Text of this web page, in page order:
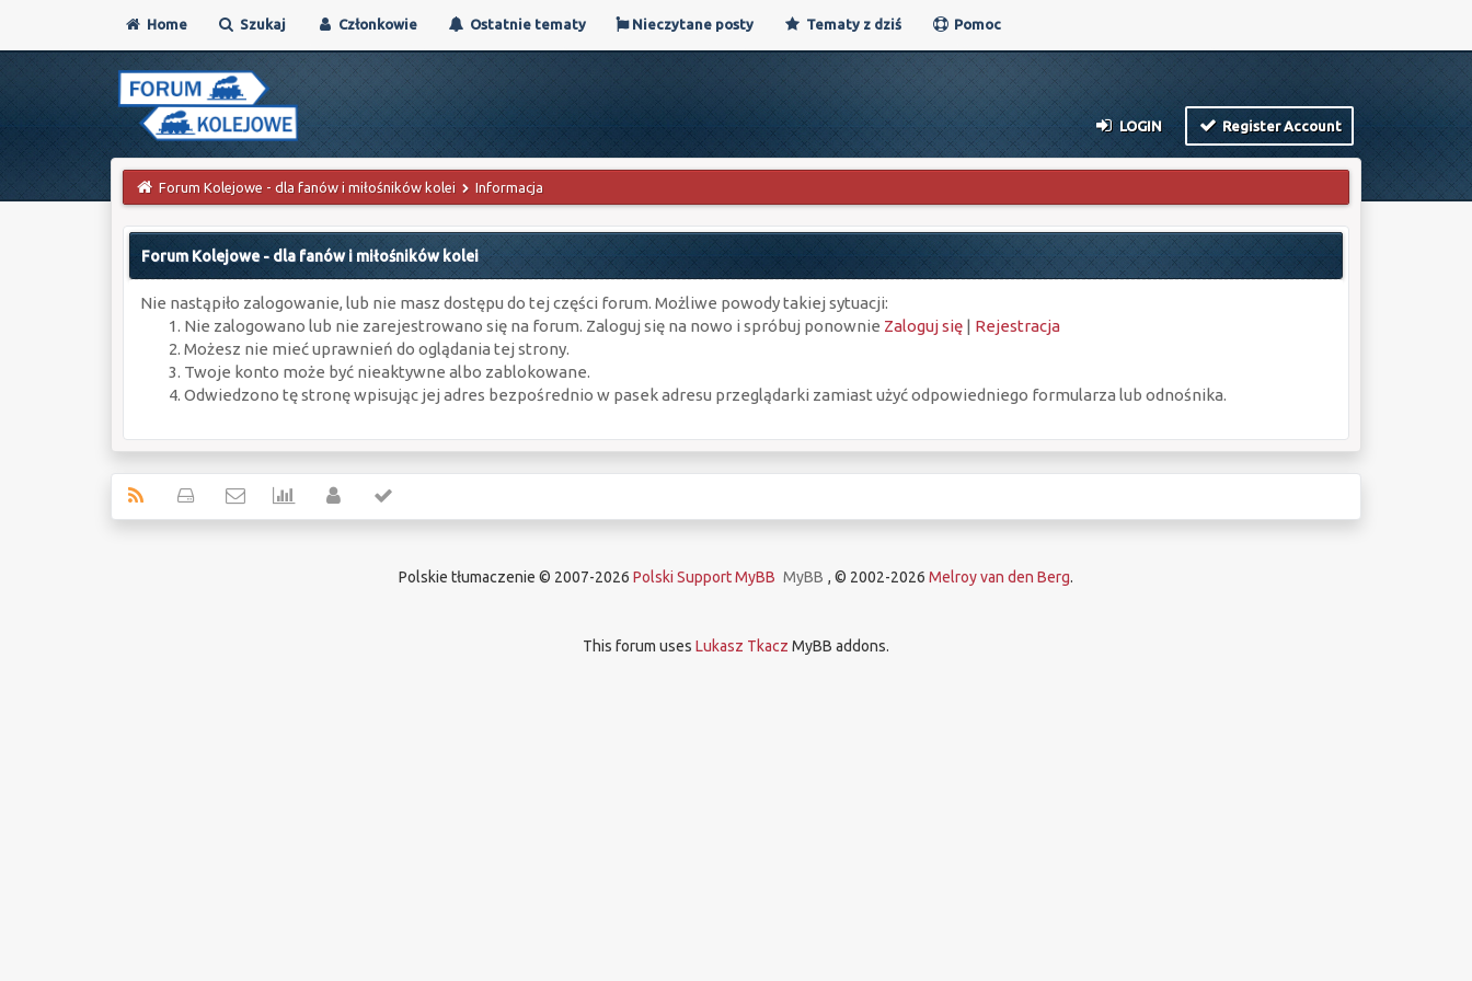
Home Szukaj Członkowie Ostatnie tematy Nieczytane posty Tematy z dziś Pomoc
LOGIN Register Account
Forum Kolejowe - dla fanów i miłośników kolei Informacja
Forum Kolejowe - dla fanów i miłośników kolei
Nie nastąpiło zalogowanie, lub nie masz dostępu do tej części forum. Możliwe powody takiej sytuacji:
Nie zalogowano lub nie zarejestrowano się na forum. Zaloguj się na nowo i spróbuj ponownie Zaloguj się| Rejestracja
Możesz nie mieć uprawnień do oglądania tej strony.
Twoje konto może być nieaktywne albo zablokowane.
Odwiedzono tę stronę wpisując jej adres bezpośrednio w pasek adresu przeglądarki zamiast użyć odpowiedniego formularza lub odnośnika.
Polskie tłumaczenie © 2007-2026 Polski Support MyBB MyBB , © 2002-2026 Melroy van den Berg.
This forum uses Lukasz Tkacz MyBB addons.